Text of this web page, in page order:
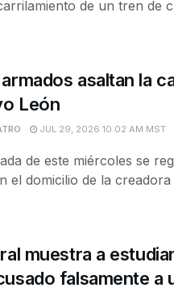
de un tren de
asaltan la
León
JUL 29, 2026 10:02 AM MST
de este miércoles se
el domicilio de la
muestra a
falsamente a